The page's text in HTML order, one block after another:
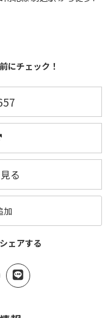
にチェック！
る
加
ェアする